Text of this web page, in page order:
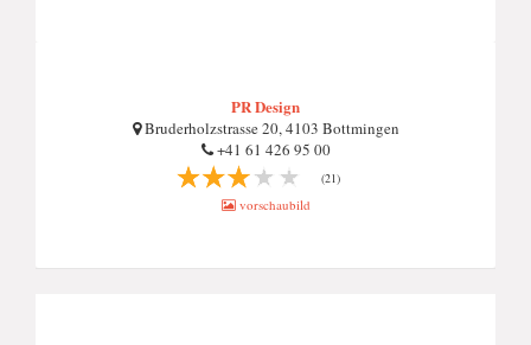
PR Design
Bruderholzstrasse 20, 4103 Bottmingen
+41 61 426 95 00
(21)
vorschaubild